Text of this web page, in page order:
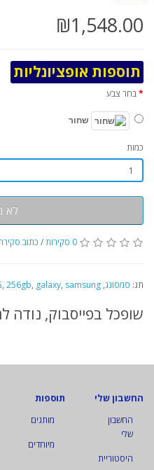
₪1,548.00
תוספות אופציונליות
בחר צבע
שחור
כמות
לא
0 סקירות / כתוב
תג: סמסונג,
, 256gb, galaxy, samsung
שופכל בפייסבוק, נודה
תוספות
מותגים
מיוחדים
החשבון שלי
החשבון
שלי
היסטוריית